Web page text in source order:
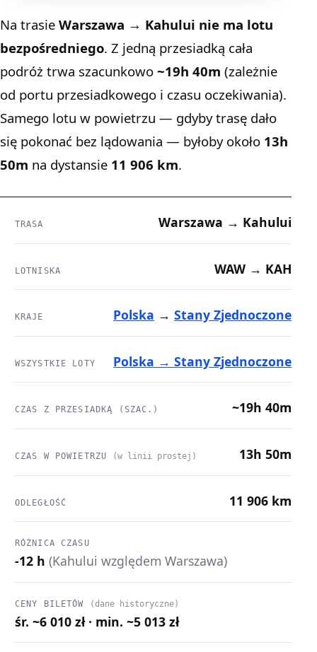
Na trasie Warszawa → Kahului nie ma lotu
bezpośredniego. Z jedną przesiadką cała
podróż trwa szacunkowo ~19h 40m (zależnie
od portu przesiadkowego i czasu oczekiwania).
Samego lotu w powietrzu — gdyby trasę dało
się pokonać bez lądowania — byłoby około 13h
50m na dystansie 11 906 km.
TRASA Warszawa → Kahului
LOTNISKA WAW → KAH
KRAJE Polska →Stany Zjednoczone
WSZYSTKIE LOTY Polska → Stany Zjednoczone
CZAS Z PRZESIADKĄ (SZAC.) ~19h 40m
CZAS W POWIETRZU (w linii prostej) 13h 50m
ODLEGŁOŚĆ 11 906 km
RÓŻNICA CZASU
-12 h (Kahului względem Warszawa)
CENY BILETÓW (dane historyczne)
śr. ~6 010 zł · min. ~5 013 zł